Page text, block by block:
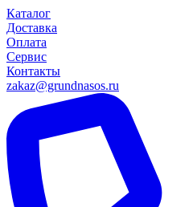
Каталог
Доставка
Оплата
Сервис
Контакты
zakaz@grundnasos.ru